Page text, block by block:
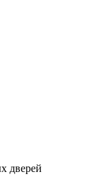
дверей